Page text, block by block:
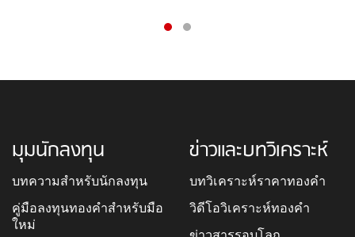
มุมนักลงทุน
บทความสำหรับนักลงทุน
คู่มือลงทุนทองคำสำหรับมือ
ใหม่
ข่าวและบทวิเคราะห์
บทวิเคราะห์ราคาทองคำ
วิดีโอวิเคราะห์ทองคำ